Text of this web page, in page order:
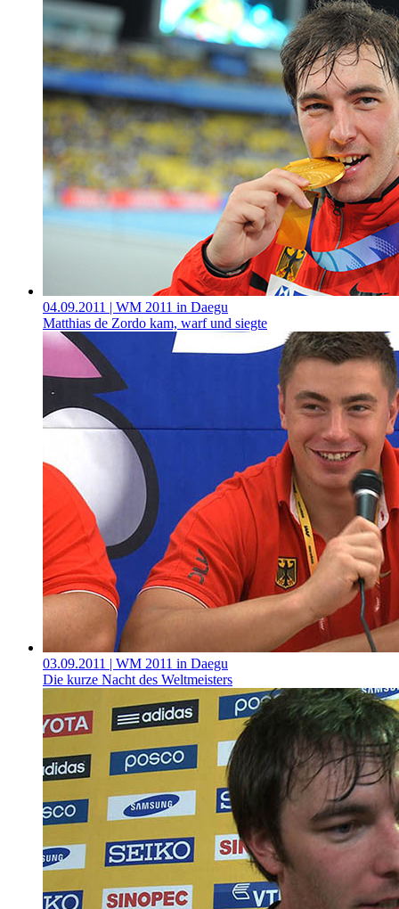
04.09.2011 | WM 2011 in Daegu
Matthias de Zordo kam, warf und siegte
03.09.2011 | WM 2011 in Daegu
Die kurze Nacht des Weltmeisters